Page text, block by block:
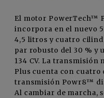
El motor PowerTech™
incorpora en el nuevo
4,5 litros y cuatro
par robusto del 30 % y
134 CV. La
Plus cuenta con cuatro
transmisión Powr8™
Al cambiar de marcha,